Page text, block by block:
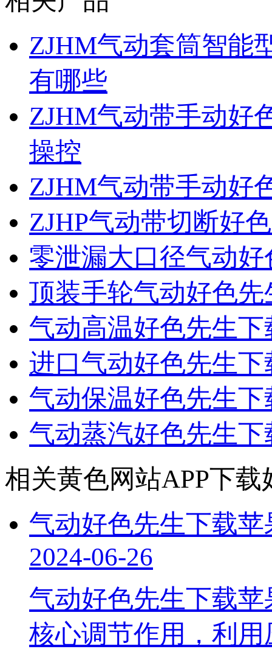
ZJHM气动套筒智能
有哪些
ZJHM气动带手动好
操控
ZJHM气动带手动好
ZJHP气动带切断好
零泄漏大口径气动
顶装手轮气动好色
气动高温好色先生
进口气动好色先生
气动保温好色先生
气动蒸汽好色先生
相关黄色网站APP下载
气动好色先生下载
2024-06-26
气动好色先生下载
核心调节作用，利用压